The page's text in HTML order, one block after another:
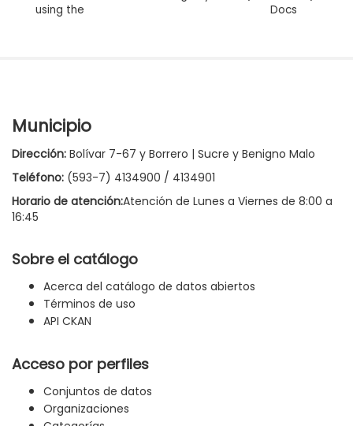
using the
Docs
Municipio
Dirección: Bolívar 7-67 y Borrero | Sucre y Benigno Malo
Teléfono: (593-7) 4134900 / 4134901
Horario de atención:Atención de Lunes a Viernes de 8:00 a
16:45
Sobre el catálogo
Acerca del catálogo de datos abiertos
Términos de uso
API CKAN
Acceso por perfiles
Conjuntos de datos
Organizaciones